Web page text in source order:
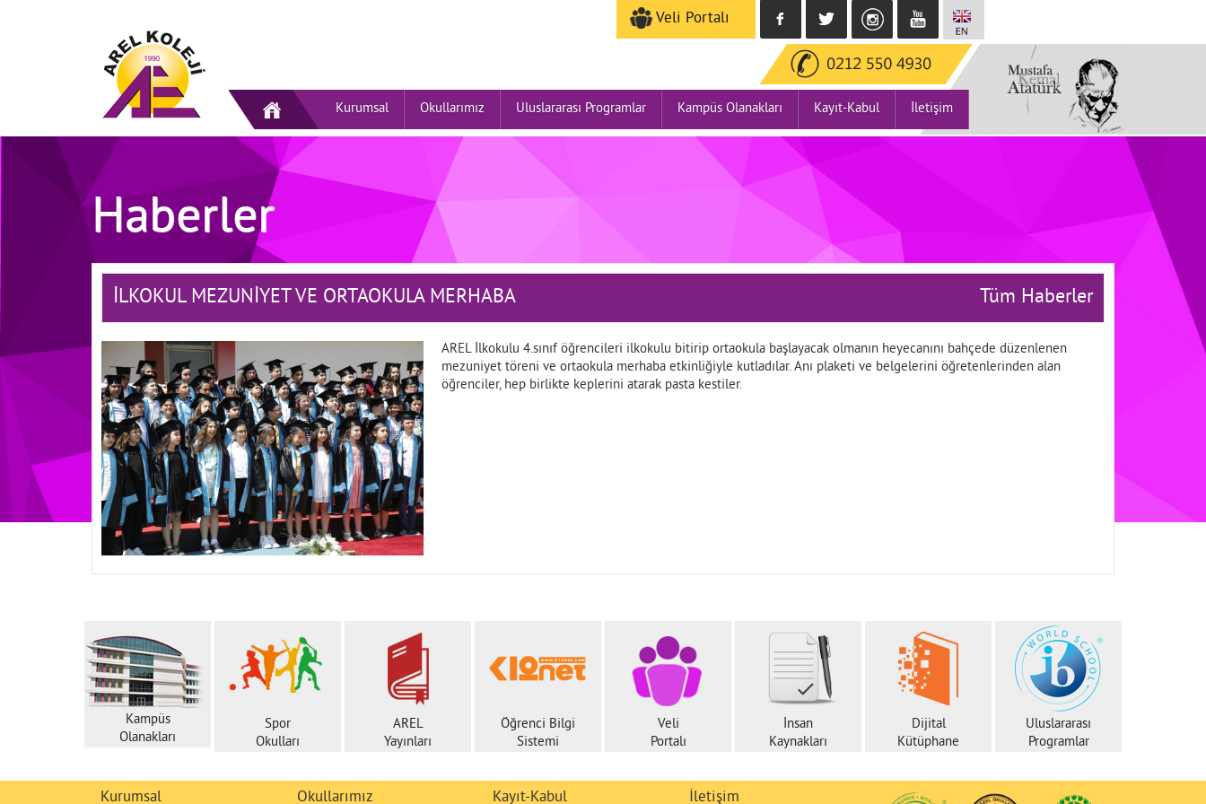
Veli Portalı
Kurumsal Okullarımız Uluslararası Programlar Kampüs Olanakları Kayıt-Kabul İletişim
Haberler
İLKOKUL MEZUNİYET VE ORTAOKULA MERHABA Tüm Haberler
AREL İlkokulu 4.sınıf öğrencileri ilkokulu bitirip ortaokula başlayacak olmanın heyecanını bahçede düzenlenen
mezuniyet töreni ve ortaokula merhaba etkinliğiyle kutladılar. Anı plaketi ve belgelerini öğretenlerinden alan
öğrenciler, hep birlikte keplerini atarak pasta kestiler.
Kampüs
Olanakları
Spor
Okulları
AREL
Yayınları
Öğrenci Bilgi
Sistemi
Veli
Portalı
İnsan
Kaynakları
Dijital
Kütüphane
Uluslararası
Programlar
Kurumsal Okullarımız Kayıt-Kabul İletişim